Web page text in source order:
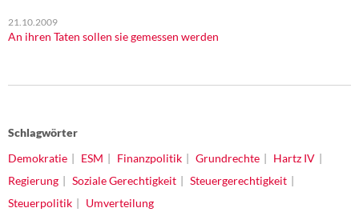
21.10.2009
An ihren Taten sollen sie gemessen werden
Schlagwörter
Demokratie
ESM Finanzpolitik Grundrechte
Hartz IV
Regierung
Soziale Gerechtigkeit
Steuergerechtigkeit
Steuerpolitik
Umverteilung